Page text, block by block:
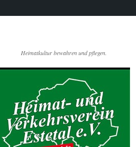
Heimatkultur bewahren und pflegen.